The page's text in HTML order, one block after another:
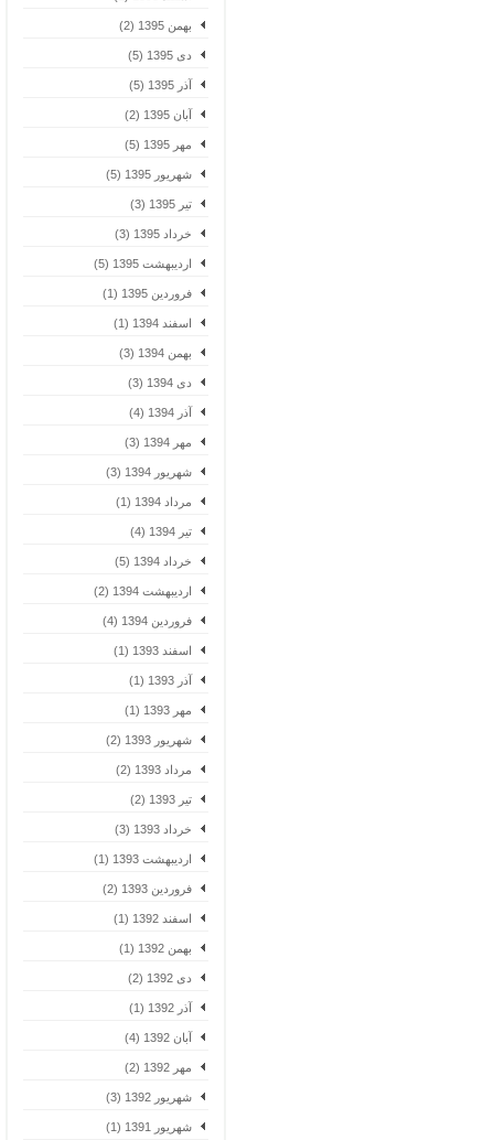
بهمن 1395 (2)
دی 1395 (5)
آذر 1395 (5)
آبان 1395 (2)
مهر 1395 (5)
شهریور 1395 (5)
تیر 1395 (3)
خرداد 1395 (3)
اردیبهشت 1395 (5)
فروردین 1395 (1)
اسفند 1394 (1)
بهمن 1394 (3)
دی 1394 (3)
آذر 1394 (4)
مهر 1394 (3)
شهریور 1394 (3)
مرداد 1394 (1)
تیر 1394 (4)
خرداد 1394 (5)
اردیبهشت 1394 (2)
فروردین 1394 (4)
اسفند 1393 (1)
آذر 1393 (1)
مهر 1393 (1)
شهریور 1393 (2)
مرداد 1393 (2)
تیر 1393 (2)
خرداد 1393 (3)
اردیبهشت 1393 (1)
فروردین 1393 (2)
اسفند 1392 (1)
بهمن 1392 (1)
دی 1392 (2)
آذر 1392 (1)
آبان 1392 (4)
مهر 1392 (2)
شهریور 1392 (3)
شهریور 1391 (1)